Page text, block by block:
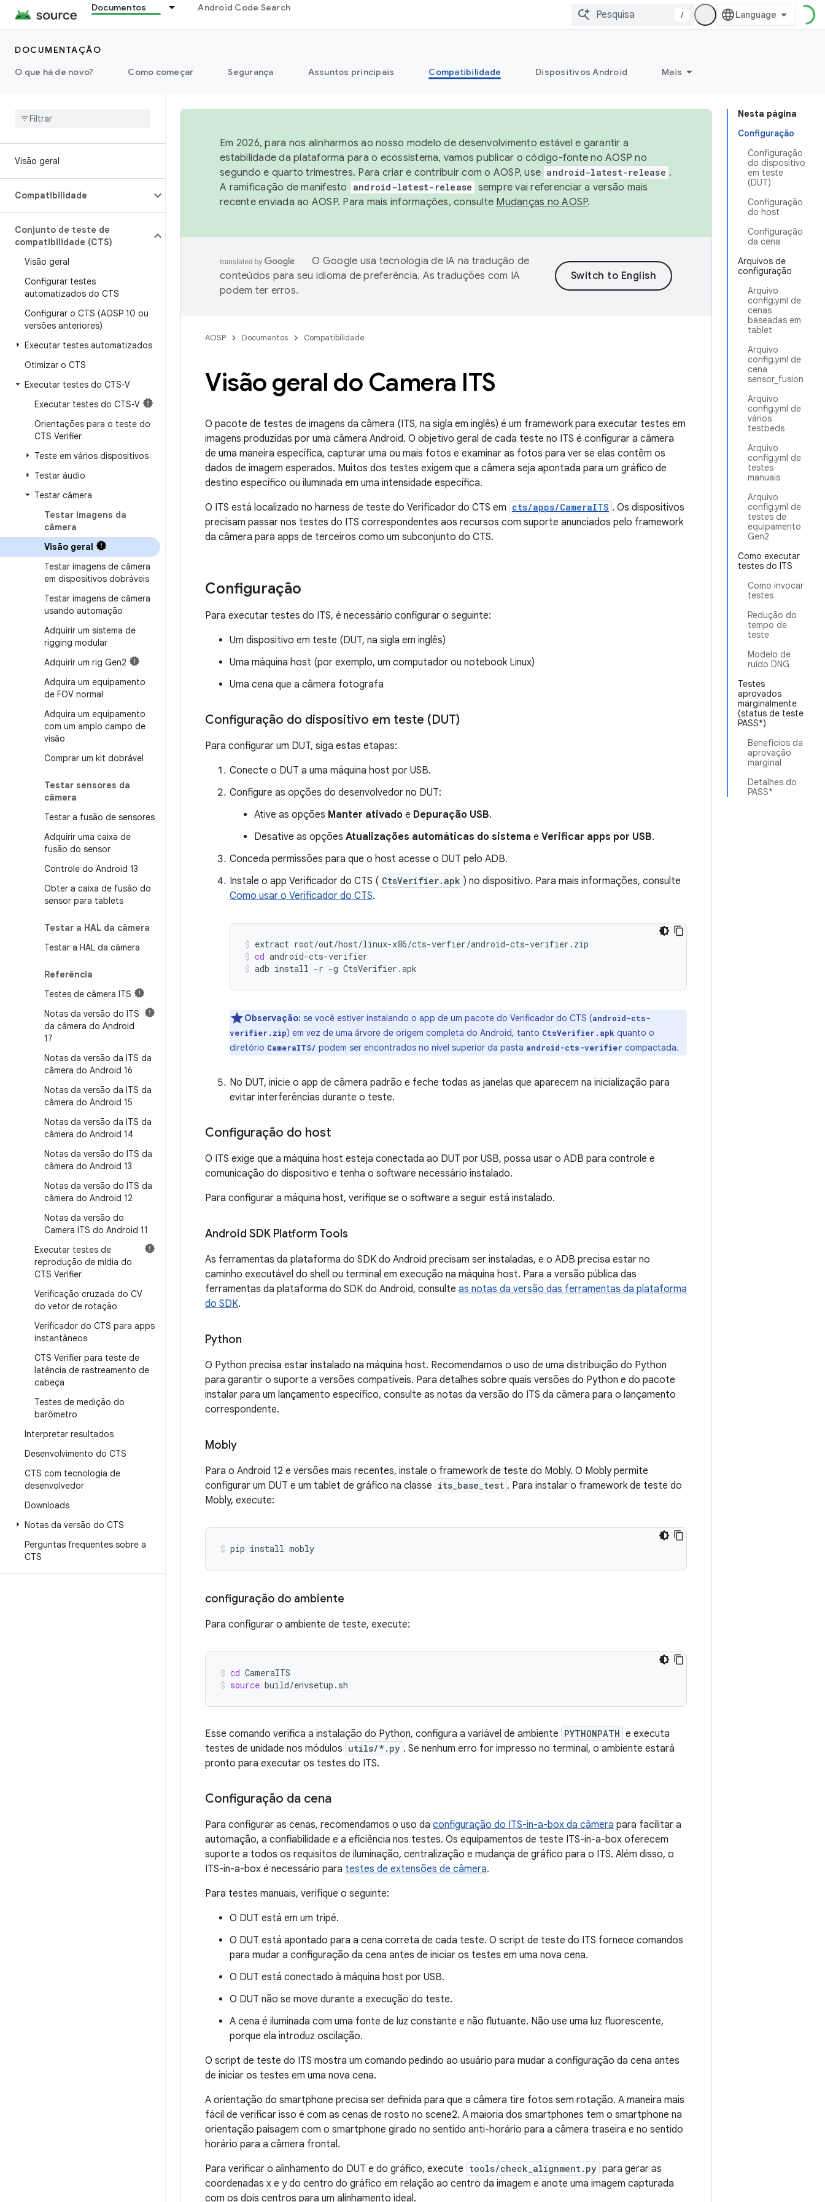
Documentos Android Code Search
/
DOCUMENTAÇÃO
O que há de novo?
Como começar Segurança Assuntos principais Compatibilidade Dispositivos Android Mais
Visão geral
Compatibilidade
Conjunto de teste de
compatibilidade (CTS)
Visão geral
Configurar testes
automatizados do CTS
Configurar o CTS (AOSP 10 ou
versões anteriores)
Executar testes automatizados
Otimizar o CTS
Executar testes do CTS-V
Executar testes do CTS-V
Orientações para o teste do
CTS Verifier
Teste em vários dispositivos
Testar áudio
Testar câmera
Testar imagens da
câmera
Visão geral
Testar imagens de câmera
em dispositivos dobráveis
Testar imagens de câmera
usando automação
Adquirir um sistema de
rigging modular
Adquirir um rig Gen2
Adquira um equipamento
de FOV normal
Adquira um equipamento
com um amplo campo de
visão
Comprar um kit dobrável
Testar sensores da
câmera
Testar a fusão de sensores
Adquirir uma caixa de
fusão do sensor
Controle do Android 13
Obter a caixa de fusão do
sensor para tablets
Testar a HAL da câmera
Testar a HAL da câmera
Referência
Testes de câmera ITS
Notas da versão do ITS
da câmera do Android
17
Notas da versão da ITS da
câmera do Android 16
Notas da versão da ITS da
câmera do Android 15
Notas da versão da ITS da
câmera do Android 14
Notas da versão do ITS da
câmera do Android 13
Notas da versão do ITS da
câmera do Android 12
Notas da versão do
Camera ITS do Android 11
Executar testes de
reprodução de mídia do
CTS Verifier
Verificação cruzada do CV
do vetor de rotação
Verificador do CTS para apps
instantâneos
CTS Verifier para teste de
latência de rastreamento de
cabeça
Testes de medição do
barômetro
Interpretar resultados
Desenvolvimento do CTS
CTS com tecnologia de
desenvolvedor
Downloads
Notas da versão do CTS
Perguntas frequentes sobre a
CTS
Nesta página
Configuração
Configuração
do dispositivo
em teste
(DUT)
Configuração
do host
Configuração
da cena
Arquivos de
configuração
Arquivo
config.yml de
cenas
baseadas em
tablet
Arquivo
config.yml de
cena
sensor_fusion
Arquivo
config.yml de
vários
testbeds
Arquivo
config.yml de
testes
manuais
Arquivo
config.yml de
testes de
equipamento
Gen2
Como executar
testes do ITS
Como invocar
testes
Redução do
tempo de
teste
Modelo de
ruído DNG
Testes
aprovados
marginalmente
(status de teste
PASS*)
Benefícios da
aprovação
marginal
Detalhes do
PASS*
Em 2026, para nos alinharmos ao nosso modelo de desenvolvimento estável e garantir a
estabilidade da plataforma para o ecossistema, vamos publicar o código-fonte no AOSP no
segundo e quarto trimestres. Para criar e contribuir com o AOSP, use android-latest-release .
A ramificação de manifesto
android-latest-release sempre vai referenciar a versão mais
recente enviada ao AOSP. Para mais informações, consulte Mudanças no AOSP.
O Google usa tecnologia de IA na tradução de
conteúdos para seu idioma de preferência. As traduções com IA
podem ter erros.
AOSP Documentos Compatibilidade
Visão geral do Camera ITS
O pacote de testes de imagens da câmera (ITS, na sigla em inglês) é um framework para executar testes em
imagens produzidas por uma câmera Android. O objetivo geral de cada teste no ITS é configurar a câmera
de uma maneira específica, capturar uma ou mais fotos e examinar as fotos para ver se elas contêm os
dados de imagem esperados. Muitos dos testes exigem que a câmera seja apontada para um gráfico de
destino específico ou iluminada em uma intensidade específica.
O ITS está localizado no harness de teste do Verificador do CTS em cts/apps/CameraITS . Os dispositivos
precisam passar nos testes do ITS correspondentes aos recursos com suporte anunciados pelo framework
da câmera para apps de terceiros como um subconjunto do CTS.
Configuração
Para executar testes do ITS, é necessário configurar o seguinte:
Um dispositivo em teste (DUT, na sigla em inglês)
Uma máquina host (por exemplo, um computador ou notebook Linux)
Uma cena que a câmera fotografa
Configuração do dispositivo em teste (DUT)
Para configurar um DUT, siga estas etapas:
Conecte o DUT a uma máquina host por USB.
Configure as opções do desenvolvedor no DUT:
Ative as opções Manter ativado e Depuração USB.
Desative as opções Atualizações automáticas do sistema e Verificar apps por USB.
Conceda permissões para que o host acesse o DUT pelo ADB.
Instale o app Verificador do CTS ( CtsVerifier.apk ) no dispositivo. Para mais informações, consulte
Como usar o Verificador do CTS.
extract root/out/host/linux-x86/cts-verfier/android-cts-verifier.zip
cd android-cts-verifier
adb install -r -g CtsVerifier.apk
Observação: se você estiver instalando o app de um pacote do Verificador do CTS (android-cts-
verifier.zip) em vez de uma árvore de origem completa do Android, tanto CtsVerifier.apk quanto o
diretório CameraITS/ podem ser encontrados no nível superior da pasta android-cts-verifier compactada.
No DUT, inicie o app de câmera padrão e feche todas as janelas que aparecem na inicialização para
evitar interferências durante o teste.
Configuração do host
O ITS exige que a máquina host esteja conectada ao DUT por USB, possa usar o ADB para controle e
comunicação do dispositivo e tenha o software necessário instalado.
Para configurar a máquina host, verifique se o software a seguir está instalado.
Android SDK Platform Tools
As ferramentas da plataforma do SDK do Android precisam ser instaladas, e o ADB precisa estar no
caminho executável do shell ou terminal em execução na máquina host. Para a versão pública das
ferramentas da plataforma do SDK do Android, consulte as notas da versão das ferramentas da plataforma
do SDK.
Python
O Python precisa estar instalado na máquina host. Recomendamos o uso de uma distribuição do Python
para garantir o suporte a versões compatíveis. Para detalhes sobre quais versões do Python e do pacote
instalar para um lançamento específico, consulte as notas da versão do ITS da câmera para o lançamento
correspondente.
Mobly
Para o Android 12 e versões mais recentes, instale o framework de teste do Mobly. O Mobly permite
configurar um DUT e um tablet de gráfico na classe its_base_test . Para instalar o framework de teste do
Mobly, execute:
pip install mobly
configuração do ambiente
Para configurar o ambiente de teste, execute:
cd CameraITS
source build/envsetup.sh
Esse comando verifica a instalação do Python, configura a variável de ambiente PYTHONPATH e executa
testes de unidade nos módulos utils/*.py . Se nenhum erro for impresso no terminal, o ambiente estará
pronto para executar os testes do ITS.
Configuração da cena
Para configurar as cenas, recomendamos o uso da configuração do ITS-in-a-box da câmera para facilitar a
automação, a confiabilidade e a eficiência nos testes. Os equipamentos de teste ITS-in-a-box oferecem
suporte a todos os requisitos de iluminação, centralização e mudança de gráfico para o ITS. Além disso, o
ITS-in-a-box é necessário para testes de extensões de câmera.
Para testes manuais, verifique o seguinte:
O DUT está em um tripé.
O DUT está apontado para a cena correta de cada teste. O script de teste do ITS fornece comandos
para mudar a configuração da cena antes de iniciar os testes em uma nova cena.
O DUT está conectado à máquina host por USB.
O DUT não se move durante a execução do teste.
A cena é iluminada com uma fonte de luz constante e não flutuante. Não use uma luz fluorescente,
porque ela introduz oscilação.
O script de teste do ITS mostra um comando pedindo ao usuário para mudar a configuração da cena antes
de iniciar os testes em uma nova cena.
A orientação do smartphone precisa ser definida para que a câmera tire fotos sem rotação. A maneira mais
fácil de verificar isso é com as cenas de rosto no scene2. A maioria dos smartphones tem o smartphone na
orientação paisagem com o smartphone girado no sentido anti-horário para a câmera traseira e no sentido
horário para a câmera frontal.
Para verificar o alinhamento do DUT e do gráfico, execute tools/check_alignment.py para gerar as
coordenadas x e y do centro do gráfico em relação ao centro da imagem e anote uma imagem capturada
com os dois centros para um alinhamento ideal.